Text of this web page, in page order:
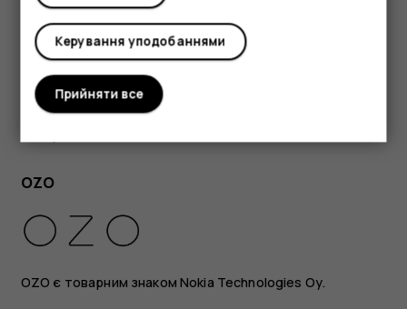
товарними знаками Google LLC.
Словесний знак і логотипи Bluetooth є власністю
Bluetooth SIG, Inc. і використовуються компанією HMD
Global за ліцензією.
Pixelworks і логотип Pixelworks є зареєстрованими
OZO
OZO є товарним знаком Nokia Technologies Oy.
Керування уподобаннями
Прийняти все